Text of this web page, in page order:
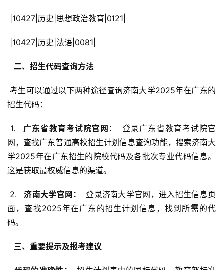
|10427|历史|思想政治教育|0121|
|10427|历史|法语|0081|
  二、招生代码查询方法
考生可以通过以下两种途径查询济南大学2025年在广东的
招生代码：
1.
  广东省教育考试院官网：
登录广东省教育考试院官
网，查找广东普通高校招生计划信息查询功能，搜索济南大
学2025年在广东招生的院校代码及各批次专业代码信息。
这是获取最权威信息的渠道。
2.
  济南大学官网：
登录济南大学官网，进入招生信息页
面，查找2025年在广东的招生计划信息，找到所需的代
码。
  三、重要提示及报考建议